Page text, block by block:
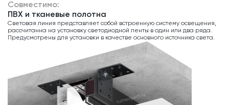
Совместимо:
ПВХ и тканевые полотна
Световая линия представляет собой встроенную систему освещения,
рассчитанна на установку светодиодной ленты в один или два ряда.
Предусмотрены для установки в качестве основного источника света.